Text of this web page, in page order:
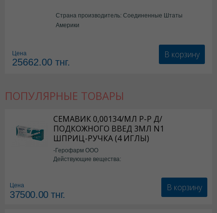
Страна производитель: Соединенные Штаты
Америки
Цена
25662.00 тнг.
В корзину
ПОПУЛЯРНЫЕ ТОВАРЫ
СЕМАВИК 0,00134/МЛ Р-Р Д/
ПОДКОЖНОГО ВВЕД 3МЛ N1
ШПРИЦ-РУЧКА (4 ИГЛЫ)
-Герофарм ООО
Действующие вещества:
Цена
37500.00тнг.
В корзину